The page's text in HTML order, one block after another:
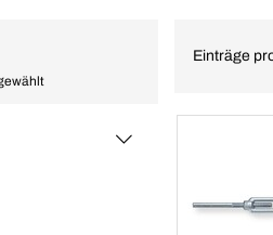
Einträge